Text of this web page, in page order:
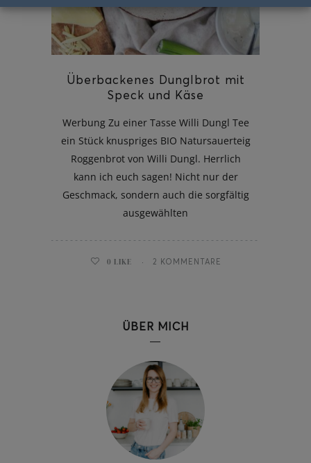
Überbackenes Dunglbrot mit
Speck und Käse
Werbung Zu einer Tasse Willi Dungl Tee
ein Stück knuspriges BIO Natursauerteig
Roggenbrot von Willi Dungl. Herrlich
kann ich euch sagen! Nicht nur der
Geschmack, sondern auch die sorgfältig
ausgewählten
0 LIKE 2 KOMMENTARE
ÜBER MICH